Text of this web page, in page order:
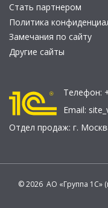
Стать партнером
Политика
Замечания по сайту
Другие сайты
Телефон:
Email:
Отдел продаж: г.
© 2026 АО «Группа 1С»